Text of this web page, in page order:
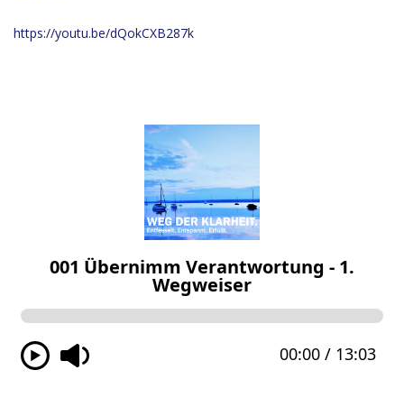
https://youtu.be/dQokCXB287k